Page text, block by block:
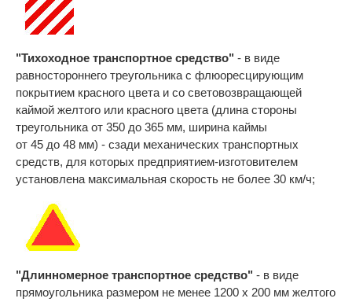
"Тихоходное транспортное средство" - в виде
равностороннего треугольника с флюоресцирующим
покрытием красного цвета и со световозвращающей
каймой желтого или красного цвета (длина стороны
треугольника от 350 до 365 мм, ширина каймы
от 45 до 48 мм) - сзади механических транспортных
средств, для которых предприятием-изготовителем
установлена максимальная скорость не более 30 км/ч;
"Длинномерное транспортное средство" - в виде
прямоугольника размером не менее 1200 x 200 мм желтого